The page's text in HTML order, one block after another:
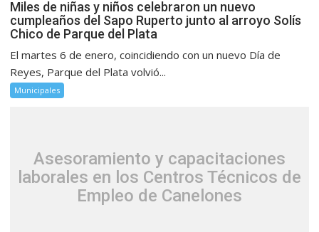
Miles de niñas y niños celebraron un nuevo
cumpleaños del Sapo Ruperto junto al arroyo Solís
Chico de Parque del Plata
El martes 6 de enero, coincidiendo con un nuevo Día de
Reyes, Parque del Plata volvió...
Municipales
Asesoramiento y capacitaciones
laborales en los Centros Técnicos de
Empleo de Canelones